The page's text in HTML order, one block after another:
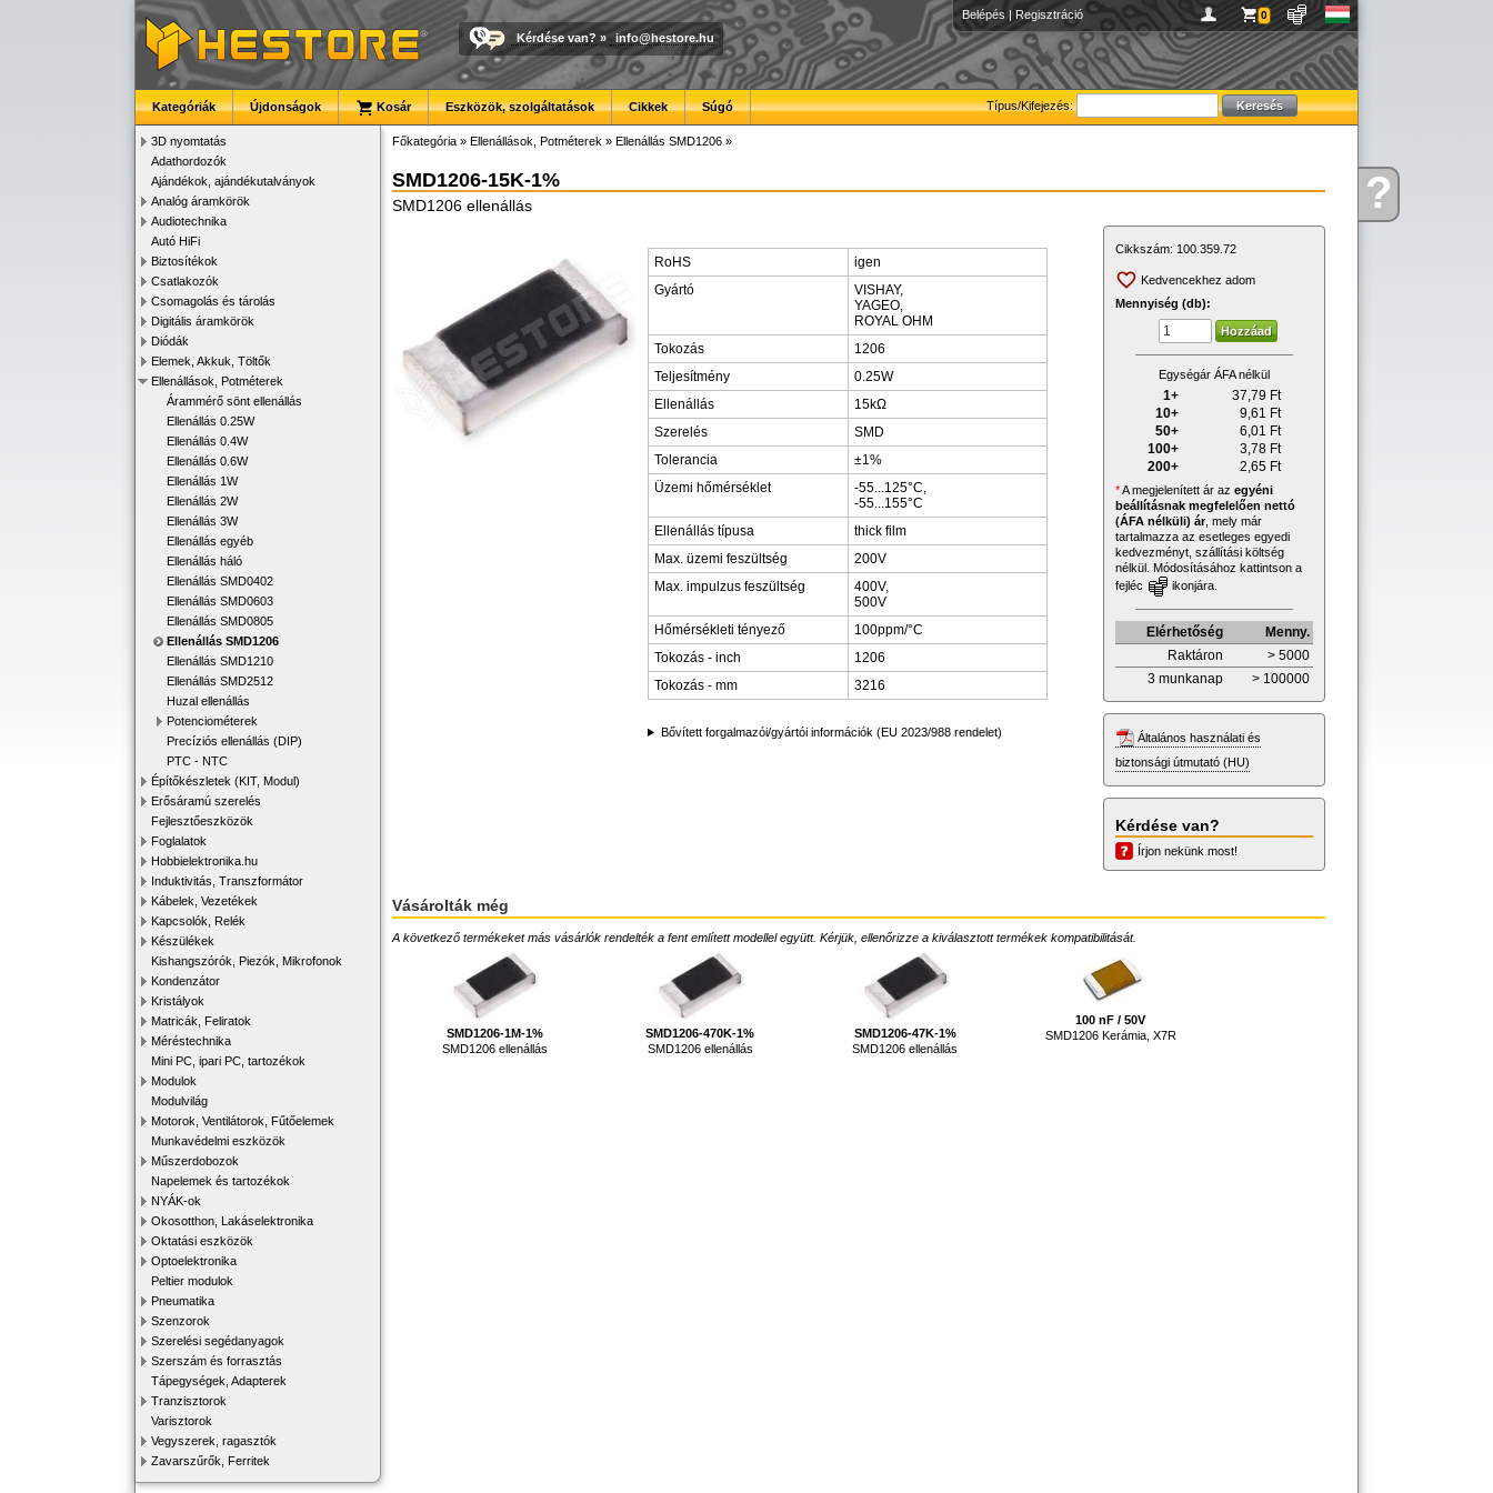
Kérdése?
Belépés | Regisztráció 0
Kérdése van? » info@hestore.hu
Típus/Kifejezés:
Kategóriák Újdonságok Kosár Eszközök, szolgáltatások Cikkek Súgó
3D nyomtatás
Adathordozók
Ajándékok, ajándékutalványok
Analóg áramkörök
Audiotechnika
Autó HiFi
Biztosítékok
Csatlakozók
Csomagolás és tárolás
Digitális áramkörök
Diódák
Elemek, Akkuk, Töltők
Ellenállások, Potméterek
Árammérő sönt ellenállás
Ellenállás 0.25W
Ellenállás 0.4W
Ellenállás 0.6W
Ellenállás 1W
Ellenállás 2W
Ellenállás 3W
Ellenállás egyéb
Ellenállás háló
Ellenállás SMD0402
Ellenállás SMD0603
Ellenállás SMD0805
Ellenállás SMD1206
Ellenállás SMD1210
Ellenállás SMD2512
Huzal ellenállás
Potenciométerek
Precíziós ellenállás (DIP)
PTC - NTC
Építőkészletek (KIT, Modul)
Erősáramú szerelés
Fejlesztőeszközök
Foglalatok
Hobbielektronika.hu
Induktivitás, Transzformátor
Kábelek, Vezetékek
Kapcsolók, Relék
Készülékek
Kishangszórók, Piezók, Mikrofonok
Kondenzátor
Kristályok
Matricák, Feliratok
Méréstechnika
Mini PC, ipari PC, tartozékok
Modulok
Modulvilág
Motorok, Ventilátorok, Fűtőelemek
Munkavédelmi eszközök
Műszerdobozok
Napelemek és tartozékok
NYÁK-ok
Okosotthon, Lakáselektronika
Oktatási eszközök
Optoelektronika
Peltier modulok
Pneumatika
Szenzorok
Szerelési segédanyagok
Szerszám és forrasztás
Tápegységek, Adapterek
Tranzisztorok
Varisztorok
Vegyszerek, ragasztók
Zavarszűrők, Ferritek
Főkategória » Ellenállások, Potméterek » Ellenállás SMD1206 »
SMD1206-15K-1%
SMD1206 ellenállás
RoHS
igen
Gyártó
VISHAY,
YAGEO,
ROYAL OHM
Tokozás
1206
Teljesítmény
0.25W
Ellenállás
15kΩ
Szerelés
SMD
Tolerancia
±1%
Üzemi hőmérséklet
-55...125°C,
-55...155°C
Ellenállás típusa
thick film
Max. üzemi feszültség
200V
Max. impulzus feszültség
400V,
500V
Hőmérsékleti tényező
100ppm/°C
Tokozás - inch
1206
Tokozás - mm
3216
Bővített forgalmazói/gyártói információk (EU 2023/988 rendelet)
Cikkszám: 100.359.72
Kedvencekhez adom
Mennyiség (db):
Egységár ÁFA nélkül
1+ 37,79 Ft
10+
9,61 Ft
50+
6,01 Ft
100+
3,78 Ft
200+
2,65 Ft
*A megjelenített ár az egyéni
beállításnak megfelelően nettó
(ÁFA nélküli) ár, mely már
tartalmazza az esetleges egyedi
kedvezményt, szállítási költség
nélkül. Módosításához kattintson a
fejléc
ikonjára.
Elérhetőség
Menny.
Raktáron
> 5000
3 munkanap
> 100000
Általános használati és
biztonsági útmutató (HU)
Kérdése van?
Írjon nekünk most!
Vásárolták még
A következő termékeket más vásárlók rendelték a fent említett modellel együtt. Kérjük, ellenőrizze a kiválasztott termékek kompatibilitását.
SMD1206-1M-1%
SMD1206 ellenállás
SMD1206-470K-1%
SMD1206 ellenállás
SMD1206-47K-1%
SMD1206 ellenállás
100 nF / 50V
SMD1206 Kerámia, X7R